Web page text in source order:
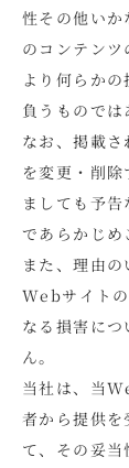
性その他い
のコンテン
より何らか
負うものでは
なお、掲載
を変更・削
ましても予
であらかじめ
また、理由
Webサイト
なる損害に
ん。
当社は、当
者から提供
て、その妥当